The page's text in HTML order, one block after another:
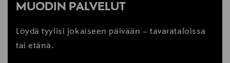
korut, naisten korut, juhlakorut
MUODIN PALVELUT
Löydä tyylisi jokaiseen päivään – tavarataloissa
tai etänä.